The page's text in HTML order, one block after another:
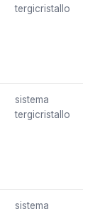
tergicristallo
sistema
tergicristallo
sistema